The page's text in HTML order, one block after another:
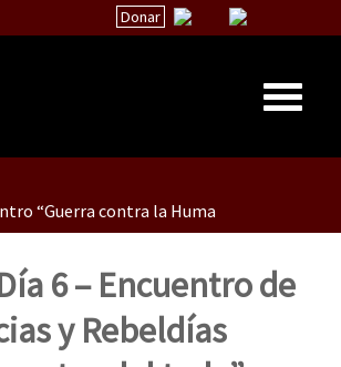
Donar
“Guerra contra la Humanidad”
“Guerra contra a Humanidade”(As
6 – Encuentro de
y Rebeldías